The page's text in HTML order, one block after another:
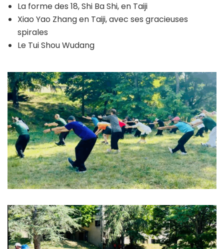
La forme des 18, Shi Ba Shi, en Taiji
Xiao Yao Zhang en Taiji, avec ses gracieuses
spirales
Le Tui Shou Wudang